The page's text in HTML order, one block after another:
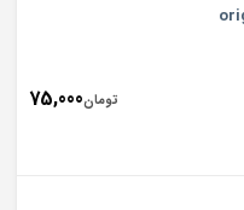
تومان75,000